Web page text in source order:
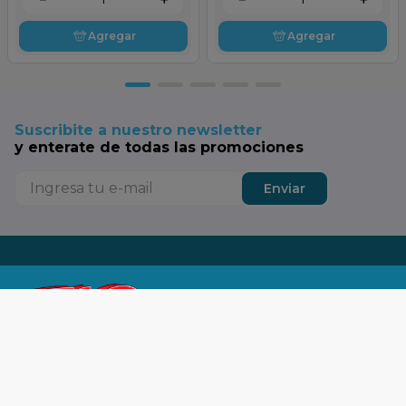
Agregar Agregar
Suscribite a nuestro newsletter
y enterate de todas las promociones
Enviar